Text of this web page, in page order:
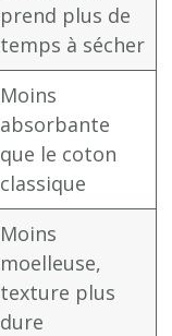
prend plus de
temps à sécher
Moins
absorbante
que le coton
classique
Moins
moelleuse,
texture plus
dure